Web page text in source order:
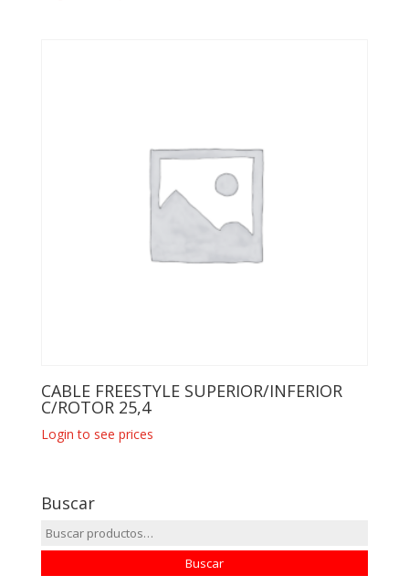
CABLE FREESTYLE SUPERIOR/INFERIOR
C/ROTOR 25,4
Login to see prices
Buscar
Buscar
por:
Buscar